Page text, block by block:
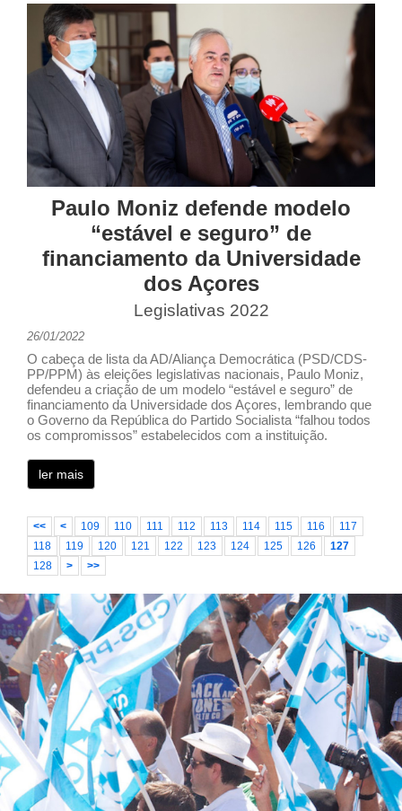
Paulo Moniz defende modelo
“estável e seguro” de
financiamento da Universidade
dos Açores
Legislativas 2022
26/01/2022
O cabeça de lista da AD/Aliança Democrática (PSD/CDS-
PP/PPM) às eleições legislativas nacionais, Paulo Moniz,
defendeu a criação de um modelo “estável e seguro” de
financiamento da Universidade dos Açores, lembrando que
o Governo da República do Partido Socialista “falhou todos
os compromissos” estabelecidos com a instituição.
ler mais
<< < 109 110 111 112 113 114 115 116
117
118
119 120 121 122 123 124 125 126
127
128
> >>